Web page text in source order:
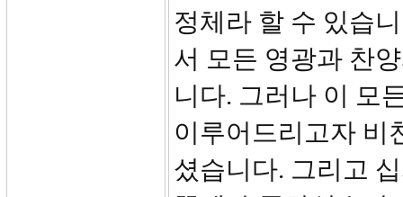
정체라 할 수 있습
서 모든 영광과 찬
니다. 그러나 이 모
이루어드리고자 비
셨습니다. 그리고